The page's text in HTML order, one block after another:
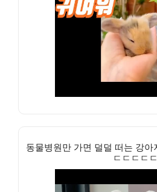
동물병원만 가면 덜덜 떠는 강아
ㄷㄷㄷㄷㄷ